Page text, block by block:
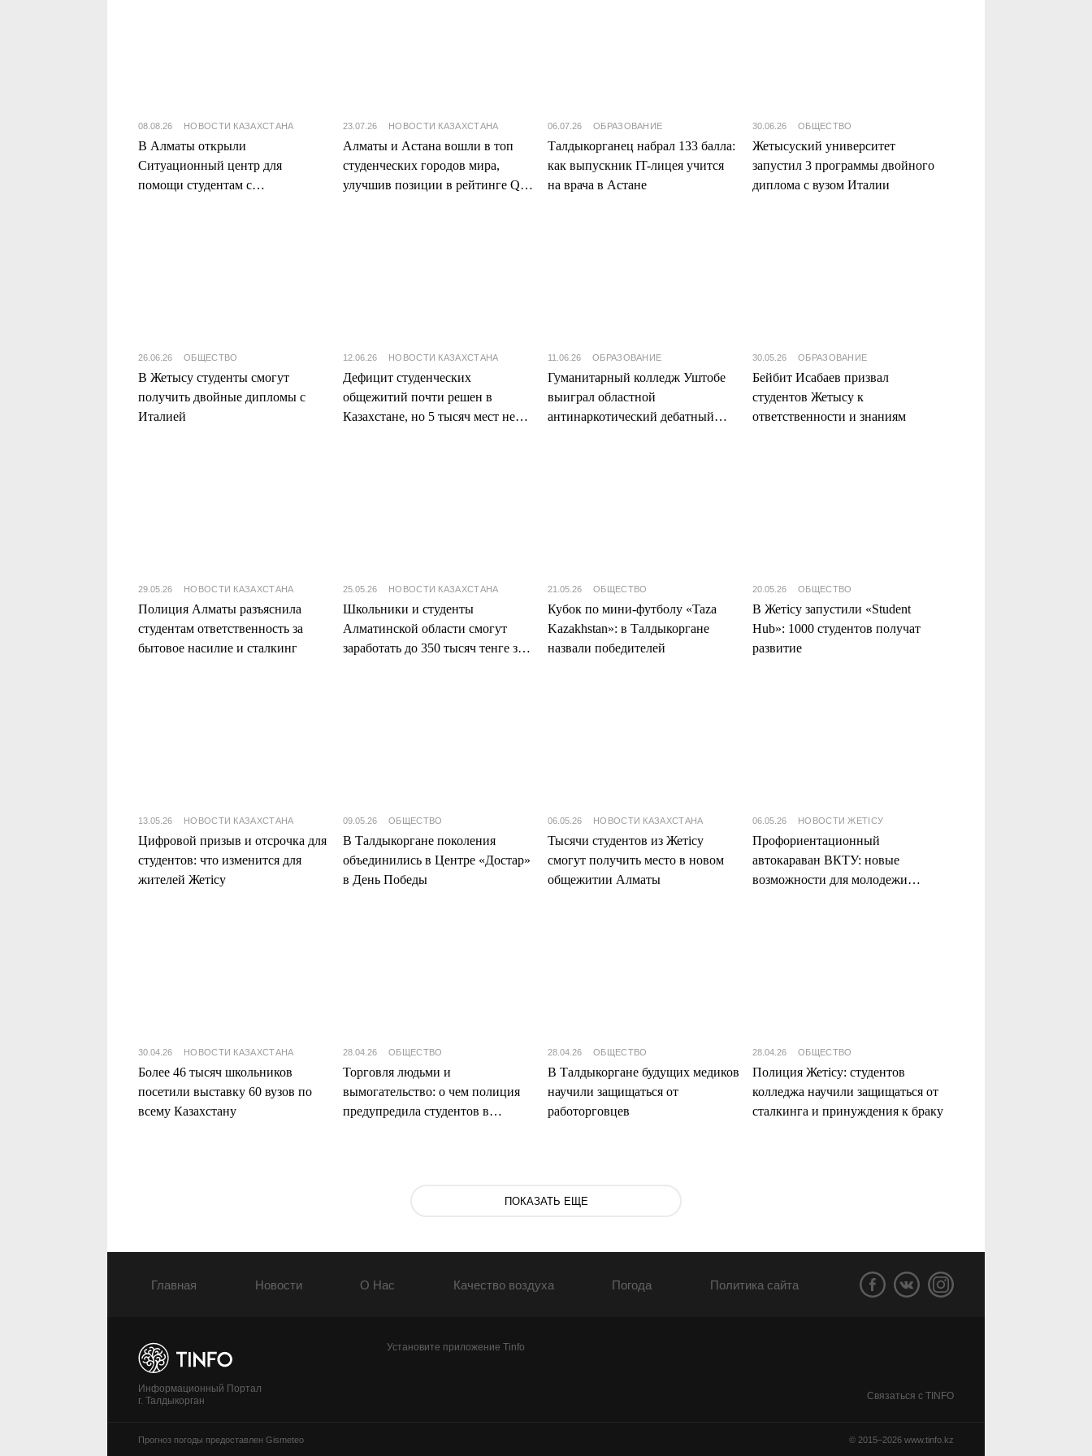
08.08.26 НОВОСТИ КАЗАХСТАНА
В Алматы открыли
Ситуационный центр для
помощи студентам с
23.07.26 НОВОСТИ КАЗАХСТАНА
Алматы и Астана вошли в топ
студенческих городов мира,
улучшив позиции в рейтинге QS
06.07.26 ОБРАЗОВАНИЕ
Талдыкорганец набрал 133 балла:
как выпускник IT-лицея учится
на врача в Астане
30.06.26 ОБЩЕСТВО
Жетысуский университет
запустил 3 программы двойного
диплома с вузом Италии
26.06.26 ОБЩЕСТВО
В Жетысу студенты смогут
получить двойные дипломы с
Италией
12.06.26 НОВОСТИ КАЗАХСТАНА
Дефицит студенческих
общежитий почти решен в
Казахстане, но 5 тысяч мест не
11.06.26 ОБРАЗОВАНИЕ
Гуманитарный колледж Уштобе
выиграл областной
антинаркотический дебатный
30.05.26 ОБРАЗОВАНИЕ
Бейбит Исабаев призвал
студентов Жетысу к
ответственности и знаниям
29.05.26 НОВОСТИ КАЗАХСТАНА
Полиция Алматы разъяснила
студентам ответственность за
бытовое насилие и сталкинг
25.05.26 НОВОСТИ КАЗАХСТАНА
Школьники и студенты
Алматинской области смогут
заработать до 350 тысяч тенге за
21.05.26 ОБЩЕСТВО
Кубок по мини-футболу «Taza
Kazakhstan»: в Талдыкоргане
назвали победителей
20.05.26 ОБЩЕСТВО
В Жетісу запустили «Student
Hub»: 1000 студентов получат
развитие
13.05.26 НОВОСТИ КАЗАХСТАНА
Цифровой призыв и отсрочка для
студентов: что изменится для
жителей Жетісу
09.05.26 ОБЩЕСТВО
В Талдыкоргане поколения
объединились в Центре «Достар»
в День Победы
06.05.26 НОВОСТИ КАЗАХСТАНА
Тысячи студентов из Жетісу
смогут получить место в новом
общежитии Алматы
06.05.26 НОВОСТИ ЖЕТІСУ
Профориентационный
автокараван ВКТУ: новые
возможности для молодежи
30.04.26 НОВОСТИ КАЗАХСТАНА
Более 46 тысяч школьников
посетили выставку 60 вузов по
всему Казахстану
28.04.26 ОБЩЕСТВО
Торговля людьми и
вымогательство: о чем полиция
предупредила студентов в
28.04.26 ОБЩЕСТВО
В Талдыкоргане будущих медиков
научили защищаться от
работорговцев
28.04.26 ОБЩЕСТВО
Полиция Жетісу: студентов
колледжа научили защищаться от
сталкинга и принуждения к браку
ПОКАЗАТЬ ЕЩЕ
Главная Новости О Нас Качество воздуха Погода Политика сайта
Информационный Портал
г. Талдыкорган
Установите приложение Tinfo
Связаться с TINFO
© 2015–2026 www.tinfo.kz
Прогноз погоды предоставлен Gismeteo